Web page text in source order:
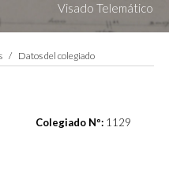
Visado Telemático
Datos del colegiado
Colegiado Nº:1129